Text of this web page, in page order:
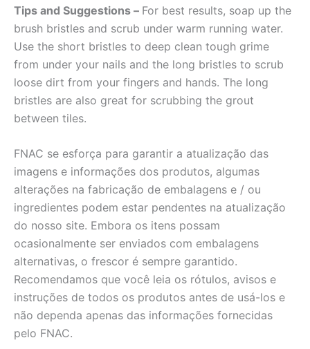
Tips and Suggestions – For best results, soap up the
brush bristles and scrub under warm running water.
Use the short bristles to deep clean tough grime
from under your nails and the long bristles to scrub
loose dirt from your fingers and hands. The long
bristles are also great for scrubbing the grout
between tiles.
FNAC se esforça para garantir a atualização das
imagens e informações dos produtos, algumas
alterações na fabricação de embalagens e / ou
ingredientes podem estar pendentes na atualização
do nosso site. Embora os itens possam
ocasionalmente ser enviados com embalagens
alternativas, o frescor é sempre garantido.
Recomendamos que você leia os rótulos, avisos e
instruções de todos os produtos antes de usá-los e
não dependa apenas das informações fornecidas
pelo FNAC.